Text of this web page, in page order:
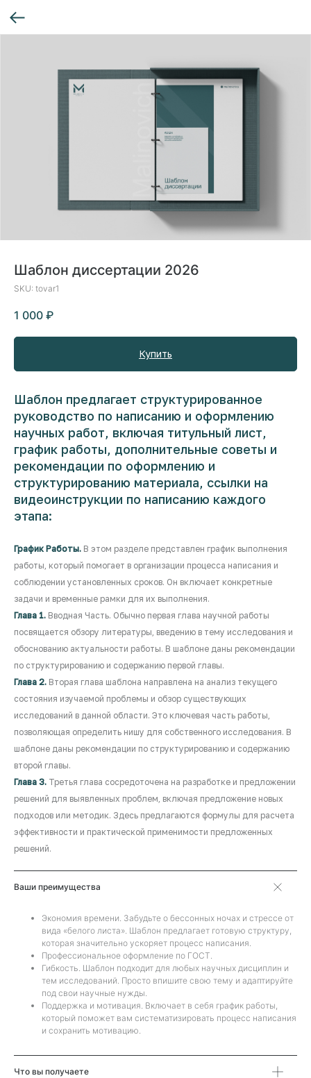
Шаблон диссертации 2026
SKU: tovar1
1 000 ₽
Купить
Шаблон предлагает структурированное
руководство по написанию и оформлению
научных работ, включая титульный лист,
график работы, дополнительные советы и
рекомендации по оформлению и
структурированию материала, ссылки на
видеоинструкции по написанию каждого
этапа:
График Работы. В этом разделе представлен график выполнения
работы, который помогает в организации процесса написания и
соблюдении установленных сроков. Он включает конкретные
задачи и временные рамки для их выполнения.
Глава 1. Вводная Часть. Обычно первая глава научной работы
посвящается обзору литературы, введению в тему исследования и
обоснованию актуальности работы. В шаблоне даны рекомендации
по структурированию и содержанию первой главы.
Глава 2. Вторая глава шаблона направлена на анализ текущего
состояния изучаемой проблемы и обзор существующих
исследований в данной области. Это ключевая часть работы,
позволяющая определить нишу для собственного исследования. В
шаблоне даны рекомендации по структурированию и содержанию
второй главы.
Глава 3. Третья глава сосредоточена на разработке и предложении
решений для выявленных проблем, включая предложение новых
подходов или методик. Здесь предлагаются формулы для расчета
эффективности и практической применимости предложенных
решений.
Ваши преимущества
Экономия времени. Забудьте о бессонных ночах и стрессе от
вида «белого листа». Шаблон предлагает готовую структуру,
которая значительно ускоряет процесс написания.
Профессиональное оформление по ГОСТ.
Гибкость. Шаблон подходит для любых научных дисциплин и
тем исследований. Просто впишите свою тему и адаптируйте
под свои научные нужды.
Поддержка и мотивация. Включает в себя график работы,
который поможет вам систематизировать процесс написания
и сохранить мотивацию.
Что вы получаете